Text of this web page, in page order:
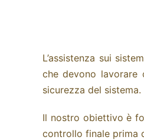
L’assistenza sui
che devono lavorare
sicurezza del sistema.
Il nostro obiettivo è
controllo finale prima